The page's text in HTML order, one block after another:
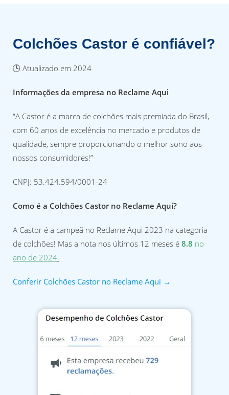
Colchões Castor é confiável?
🕒 Atualizado em 2024
Informações da empresa no Reclame Aqui
“A Castor é a marca de colchões mais premiada do Brasil,
com 60 anos de excelência no mercado e produtos de
qualidade, sempre proporcionando o melhor sono aos
nossos consumidores!”
CNPJ: 53.424.594/0001-24
Como é a Colchões Castor no Reclame Aqui?
A Castor é a campeã no Reclame Aqui 2023 na categoria
de colchões! Mas a nota nos últimos 12 meses é 8.8 no
ano de 2024.
Conferir Colchões Castor no Reclame Aqui →